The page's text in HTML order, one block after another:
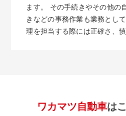
ます。 その手続きやその他の
きなどの事務作業も業務とし
理を担当する際には正確さ、
ワカマツ自動車は